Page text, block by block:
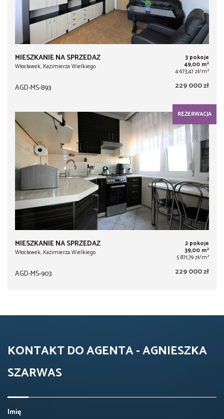
MIESZKANIE NA SPRZEDAŻ
Włocławek, Kazimierza Wielkiego
3 pokoje
49,00 m2
4 673,47 zł/m2
AGD-MS-893 229 000 zł
REZERWACJA
MIESZKANIE NA SPRZEDAŻ
Włocławek, Kazimierza Wielkiego
2 pokoje
39,00 m2
5 871,79 zł/m2
AGD-MS-903 229 000 zł
KONTAKT DO AGENTA - AGNIESZKA
SZARWAS
Imię